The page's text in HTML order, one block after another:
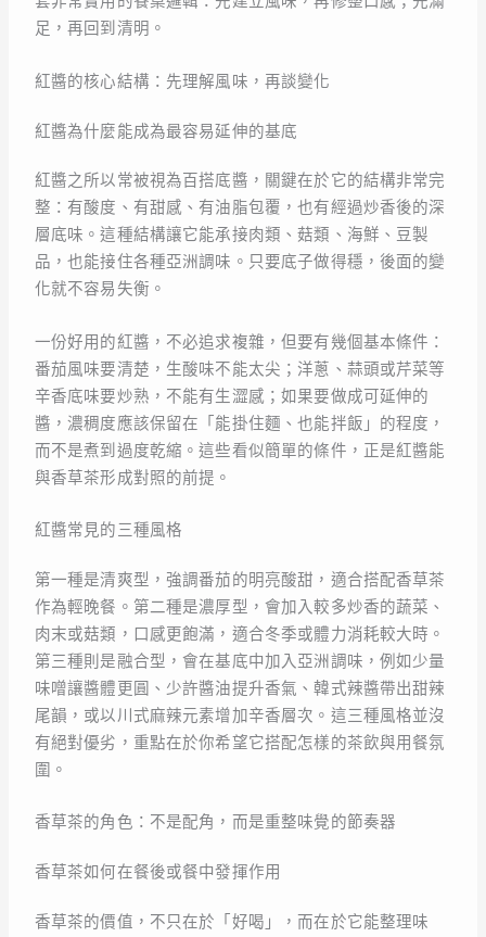
足，再回到清明。
紅醬的核心結構：先理解風味，再談變化
紅醬為什麼能成為最容易延伸的基底
紅醬之所以常被視為百搭底醬，關鍵在於它的結構非常完
整：有酸度、有甜感、有油脂包覆，也有經過炒香後的深
層底味。這種結構讓它能承接肉類、菇類、海鮮、豆製
品，也能接住各種亞洲調味。只要底子做得穩，後面的變
化就不容易失衡。
一份好用的紅醬，不必追求複雜，但要有幾個基本條件：
番茄風味要清楚，生酸味不能太尖；洋蔥、蒜頭或芹菜等
辛香底味要炒熟，不能有生澀感；如果要做成可延伸的
醬，濃稠度應該保留在「能掛住麵、也能拌飯」的程度，
而不是煮到過度乾縮。這些看似簡單的條件，正是紅醬能
與香草茶形成對照的前提。
紅醬常見的三種風格
第一種是清爽型，強調番茄的明亮酸甜，適合搭配香草茶
作為輕晚餐。第二種是濃厚型，會加入較多炒香的蔬菜、
肉末或菇類，口感更飽滿，適合冬季或體力消耗較大時。
第三種則是融合型，會在基底中加入亞洲調味，例如少量
味噌讓醬體更圓、少許醬油提升香氣、韓式辣醬帶出甜辣
尾韻，或以川式麻辣元素增加辛香層次。這三種風格並沒
有絕對優劣，重點在於你希望它搭配怎樣的茶飲與用餐氛
圍。
香草茶的角色：不是配角，而是重整味覺的節奏器
香草茶如何在餐後或餐中發揮作用
香草茶的價值，不只在於「好喝」，而在於它能整理味